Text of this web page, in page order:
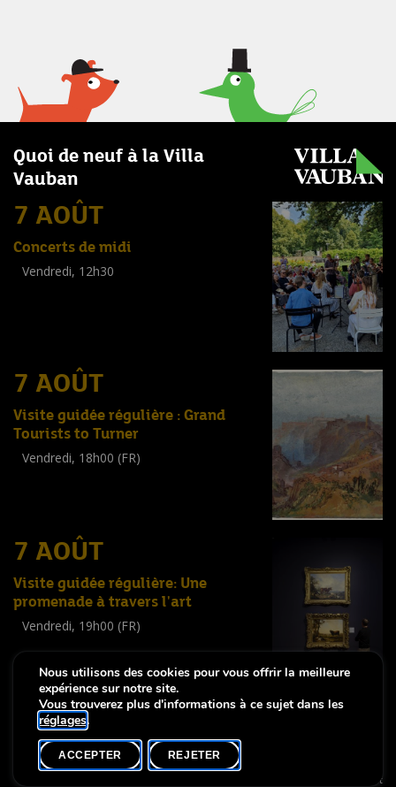
Quoi de neuf à la Villa
Vauban
7 AOÛT
Concerts de midi
Vendredi, 12h30
7 AOÛT
Visite guidée régulière : Grand
Tourists to Turner
Vendredi, 18h00 (FR)
7 AOÛT
Visite guidée régulière: Une
promenade à travers l'art
Vendredi, 19h00 (FR)
Tout public )
Notice légale-
Copyright © 2026, Lëtzebuerg City Museum. Tous droits réservés
made by Apart
Nous utilisons des cookies pour vous offrir la meilleure
expérience sur notre site.
Vous trouverez plus d'informations à ce sujet dans les
réglages.
ACCEPTER REJETER